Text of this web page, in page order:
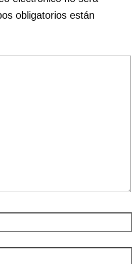
obligatorios están